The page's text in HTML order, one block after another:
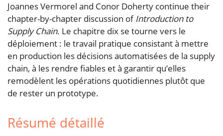
Joannes Vermorel and Conor Doherty continue their
chapter-by-chapter discussion ofIntroduction to
Supply Chain. Le chapitre dix se tourne vers le
déploiement : le travail pratique consistant à mettre
en production les décisions automatisées de la supply
chain, à les rendre fiables et à garantir qu’elles
remodèlent les opérations quotidiennes plutôt que
de rester un prototype.
Résumé détaillé